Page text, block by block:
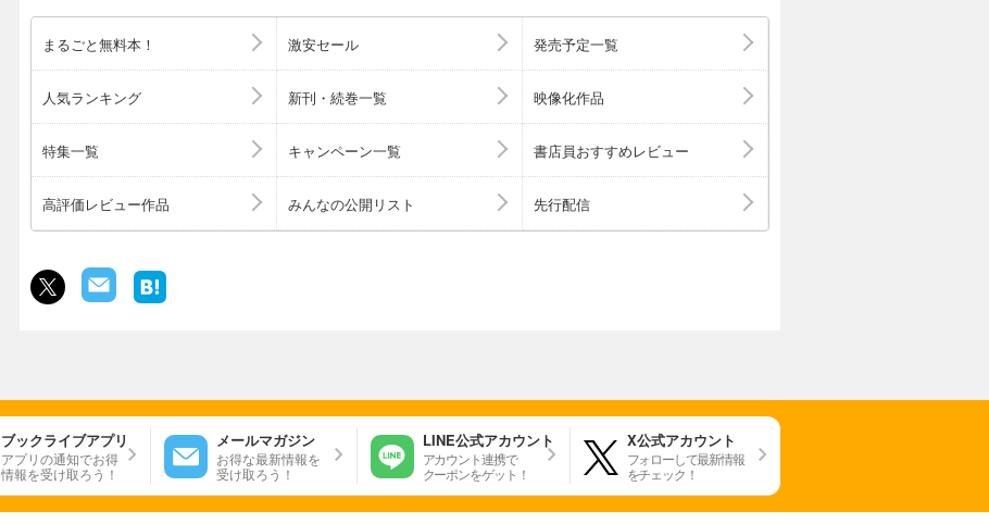
剣に向き合ってみたいと思いました。長続きしない私のあまり格好良くな
い戦いが、同じ悩みを抱える人たちの安心の処方箋になれば、何よりも嬉
しく思います。 【著者紹介】 市原卓弥（イチハラタクヤ） 1962年大阪生
まれ。都留文科大学文学部英文学科卒業。平成元年より公立高等学校教
諭。担当教科英語。
まるごと無料本！ 激安セール 発売予定一覧
人気ランキング 新刊・続巻一覧 映像化作品
特集一覧 キャンペーン一覧 書店員おすすめレビュー
高評価レビュー作品 みんなの公開リスト 先行配信
ブックライブアプリ
アプリの通知でお得
情報を受け取ろう！
メールマガジン
お得な最新情報を
受け取ろう！
LINE公式アカウント
アカウント連携で
クーポンをゲット！
X公式アカウント
フォローして最新情報
をチェック！